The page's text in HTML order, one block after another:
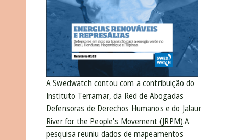
A Swedwatch contou com a contribuição do
Instituto Terramar, da Red de Abogadas
Defensoras de Derechos Humanos e do Jalaur
River for the People’s Movement (JRPM).A
pesquisa reuniu dados de mapeamentos